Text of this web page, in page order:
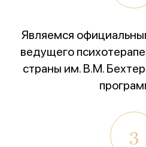
Являемся
ведущего
страны им. В.М.
3